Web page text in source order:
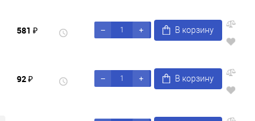
581 ₽ В корзину
92 ₽ В корзину